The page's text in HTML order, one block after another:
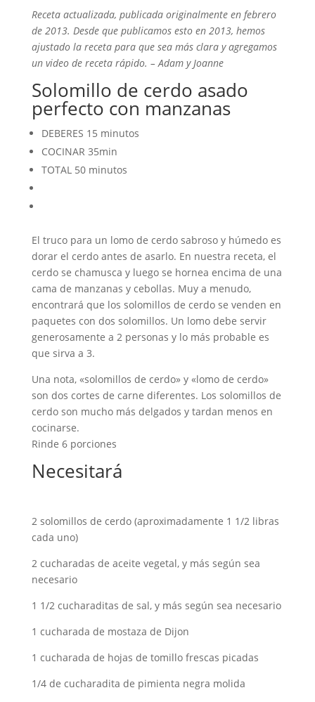
Receta actualizada, publicada originalmente en febrero
de 2013. Desde que publicamos esto en 2013, hemos
ajustado la receta para que sea más clara y agregamos
un video de receta rápido. – Adam y Joanne
Solomillo de cerdo asado
perfecto con manzanas
DEBERES 15 minutos
COCINAR 35min
TOTAL 50 minutos
El truco para un lomo de cerdo sabroso y húmedo es
dorar el cerdo antes de asarlo. En nuestra receta, el
cerdo se chamusca y luego se hornea encima de una
cama de manzanas y cebollas. Muy a menudo,
encontrará que los solomillos de cerdo se venden en
paquetes con dos solomillos. Un lomo debe servir
generosamente a 2 personas y lo más probable es
que sirva a 3.
Una nota, «solomillos de cerdo» y «lomo de cerdo»
son dos cortes de carne diferentes. Los solomillos de
cerdo son mucho más delgados y tardan menos en
cocinarse.
Rinde 6 porciones
Necesitará
2 solomillos de cerdo (aproximadamente 1 1/2 libras
cada uno)
2 cucharadas de aceite vegetal, y más según sea
necesario
1 1/2 cucharaditas de sal, y más según sea necesario
1 cucharada de mostaza de Dijon
1 cucharada de hojas de tomillo frescas picadas
1/4 de cucharadita de pimienta negra molida